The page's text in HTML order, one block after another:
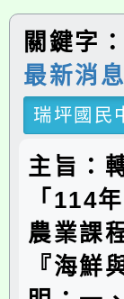
關鍵字：
最新消
瑞坪國民
主旨：
「114
農業課
『海鮮